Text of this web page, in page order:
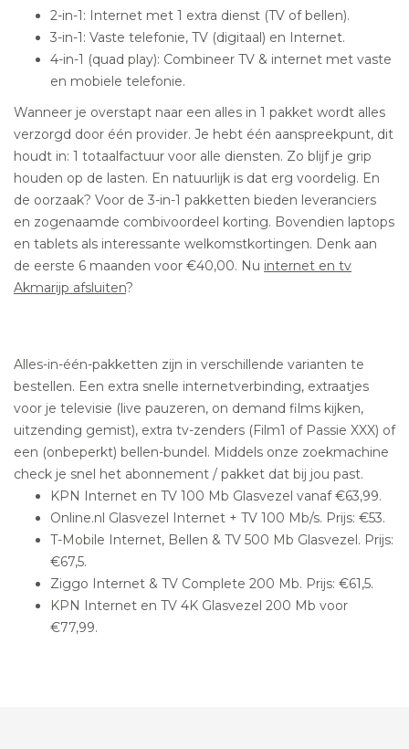
2-in-1: Internet met 1 extra dienst (TV of bellen).
3-in-1: Vaste telefonie, TV (digitaal) en Internet.
4-in-1 (quad play): Combineer TV & internet met vaste
en mobiele telefonie.
Wanneer je overstapt naar een alles in 1 pakket wordt alles
verzorgd door één provider. Je hebt één aanspreekpunt, dit
houdt in: 1 totaalfactuur voor alle diensten. Zo blijf je grip
houden op de lasten. En natuurlijk is dat erg voordelig. En
de oorzaak? Voor de 3-in-1 pakketten bieden leveranciers
en zogenaamde combivoordeel korting. Bovendien laptops
en tablets als interessante welkomstkortingen. Denk aan
de eerste 6 maanden voor €40,00. Nu internet en tv
Akmarijp afsluiten?
Alles-in-één-pakketten zijn in verschillende varianten te
bestellen. Een extra snelle internetverbinding, extraatjes
voor je televisie (live pauzeren, on demand films kijken,
uitzending gemist), extra tv-zenders (Film1 of Passie XXX) of
een (onbeperkt) bellen-bundel. Middels onze zoekmachine
check je snel het abonnement / pakket dat bij jou past.
KPN Internet en TV 100 Mb Glasvezel vanaf €63,99.
Online.nl Glasvezel Internet + TV 100 Mb/s. Prijs: €53.
T-Mobile Internet, Bellen & TV 500 Mb Glasvezel. Prijs:
€67,5.
Ziggo Internet & TV Complete 200 Mb. Prijs: €61,5.
KPN Internet en TV 4K Glasvezel 200 Mb voor
€77,99.